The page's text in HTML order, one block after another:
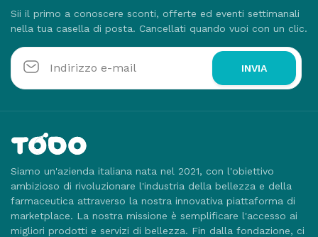
Sii il primo a conoscere sconti, offerte ed eventi settimanali
nella tua casella di posta. Cancellati quando vuoi con un clic.
INVIA
Siamo un'azienda italiana nata nel 2021, con l'obiettivo
ambizioso di rivoluzionare l'industria della bellezza e della
farmaceutica attraverso la nostra innovativa piattaforma di
marketplace. La nostra missione è semplificare l'accesso ai
migliori prodotti e servizi di bellezza. Fin dalla fondazione, ci